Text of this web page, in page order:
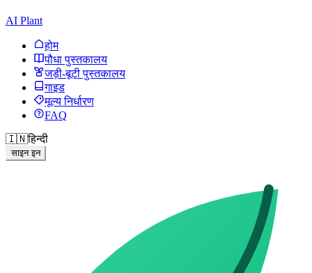
AI Plant
होम
पौधा पुस्तकालय
जड़ी-बूटी पुस्तकालय
गाइड
मूल्य निर्धारण
FAQ
🇮🇳हिन्दी
साइन इन